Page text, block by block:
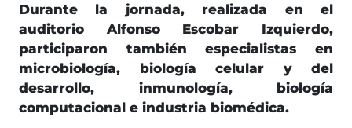
Durante la jornada, realizada en el
auditorio Alfonso Escobar Izquierdo,
participaron también especialistas en
microbiología, biología celular y del
desarrollo, inmunología, biología
computacional e industria biomédica.